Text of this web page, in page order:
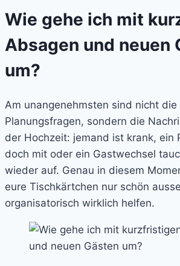
Wie gehe ich mit
Absagen und neuen
um?
Am unangenehmsten sind nicht die
Planungsfragen, sondern die
der Hochzeit: jemand ist krank, ein
doch mit oder ein Gastwechsel
wieder auf. Genau in diesem
eure Tischkärtchen nur schön
organisatorisch wirklich helfen.